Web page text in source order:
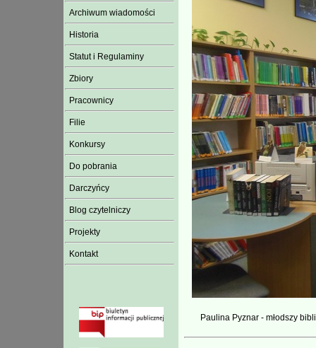
Archiwum wiadomości
Historia
Statut i Regulaminy
Zbiory
Pracownicy
Filie
Konkursy
Do pobrania
Darczyńcy
Blog czytelniczy
Projekty
Kontakt
Paulina Pyznar - młodszy